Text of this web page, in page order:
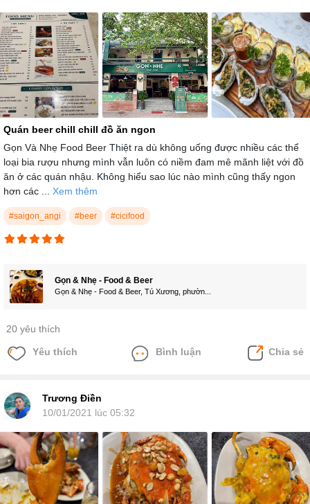
Quán beer chill chill đồ ăn ngon
Gọn Và Nhẹ Food Beer Thiệt ra dù không uống được nhiều các thể
loại bia rượu nhưng mình vẫn luôn có niềm đam mê mãnh liệt với đồ
ăn ở các quán nhậu. Không hiểu sao lúc nào mình cũng thấy ngon
hơn các ... Xem thêm
#saigon_angi #beer #cicifood
Gọn & Nhẹ - Food & Beer
Gọn & Nhẹ - Food & Beer, Tú Xương, phườn...
20 yêu thích
Yêu thích Bình luận Chia sẻ
Trương Điền
10/01/2021 lúc 05:32